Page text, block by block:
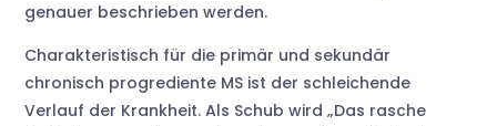
genauer beschrieben werden.
Charakteristisch für die primär und sekundär
chronisch progrediente MS ist der schleichende
Verlauf der Krankheit. Als Schub wird „Das rasche